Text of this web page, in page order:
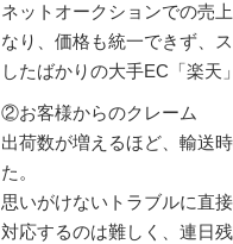
ネットオークションでの売
なり、価格も統一できず、
したばかりの大手EC「楽天
②お客様からのクレーム
出荷数が増えるほど、輸送
た。
思いがけないトラブルに直
対応するのは難しく、連日